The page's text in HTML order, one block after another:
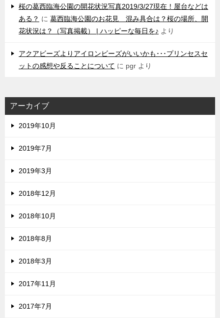
桜の葛西臨海公園の開花状況写真2019/3/27現在！屋台などは
ある？ に 葛西臨海公園のお花見 混み具合は？桜の場所、開
花状況は？（写真掲載） | ハッピーな毎日を♪ より
アクアビーズよりアイロンビーズがいいかも･･･プリンセスセ
ットの感想や反ることについて に pgr より
アーカイブ
2019年10月
2019年7月
2019年3月
2018年12月
2018年10月
2018年8月
2018年3月
2017年11月
2017年7月